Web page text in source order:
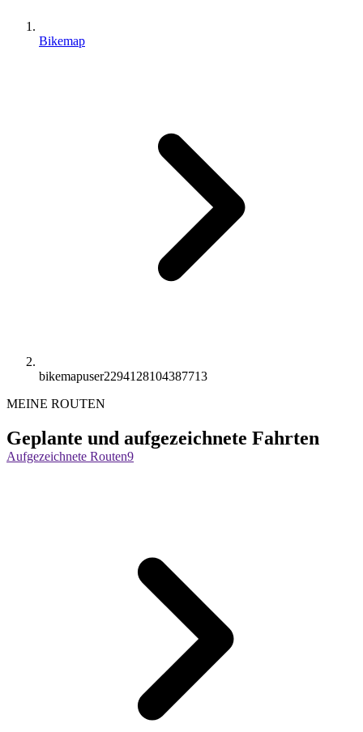
Bikemap
bikemapuser2294128104387713
MEINE ROUTEN
Geplante und aufgezeichnete Fahrten
Aufgezeichnete Routen9